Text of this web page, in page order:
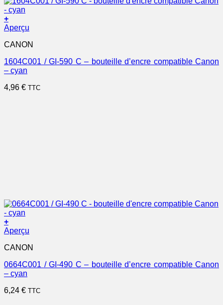
+
Aperçu
CANON
1604C001 / GI-590 C – bouteille d’encre compatible Canon
– cyan
4,96 € TTC
+
Aperçu
CANON
0664C001 / GI-490 C – bouteille d’encre compatible Canon
– cyan
6,24 € TTC